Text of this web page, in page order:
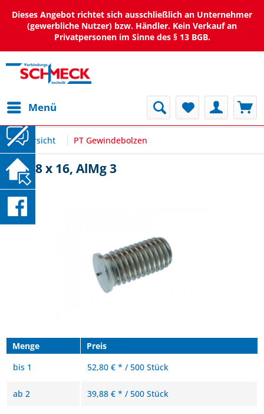
Dieses Angebot richtet sich ausschließlich an Unternehmer
(gewerbliche Nutzer) bzw. Händler. Kein Verkauf an
Privatpersonen im Sinne des § 13 BGB.
Menü
Übersicht PT Gewindebolzen
PT M8 x 16, AlMg 3
Menge
Preis
bis 1 52,80 € * / 500 Stück
ab 2 39,88 € * / 500 Stück